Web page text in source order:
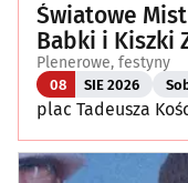
Światowe
Babki i Kiszki
Plenerowe, festyny
08 SIE 2026
plac Tadeusza